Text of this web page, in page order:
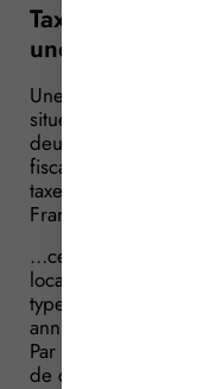
Taxe sur les
une
Une association
situés en Ile-de-
deux
fiscal,
taxe annuelle sur
France…
…ce que
locaux à caractère
type de locaux est,
annuelle sur les
Par conséquent,
de cette taxe.